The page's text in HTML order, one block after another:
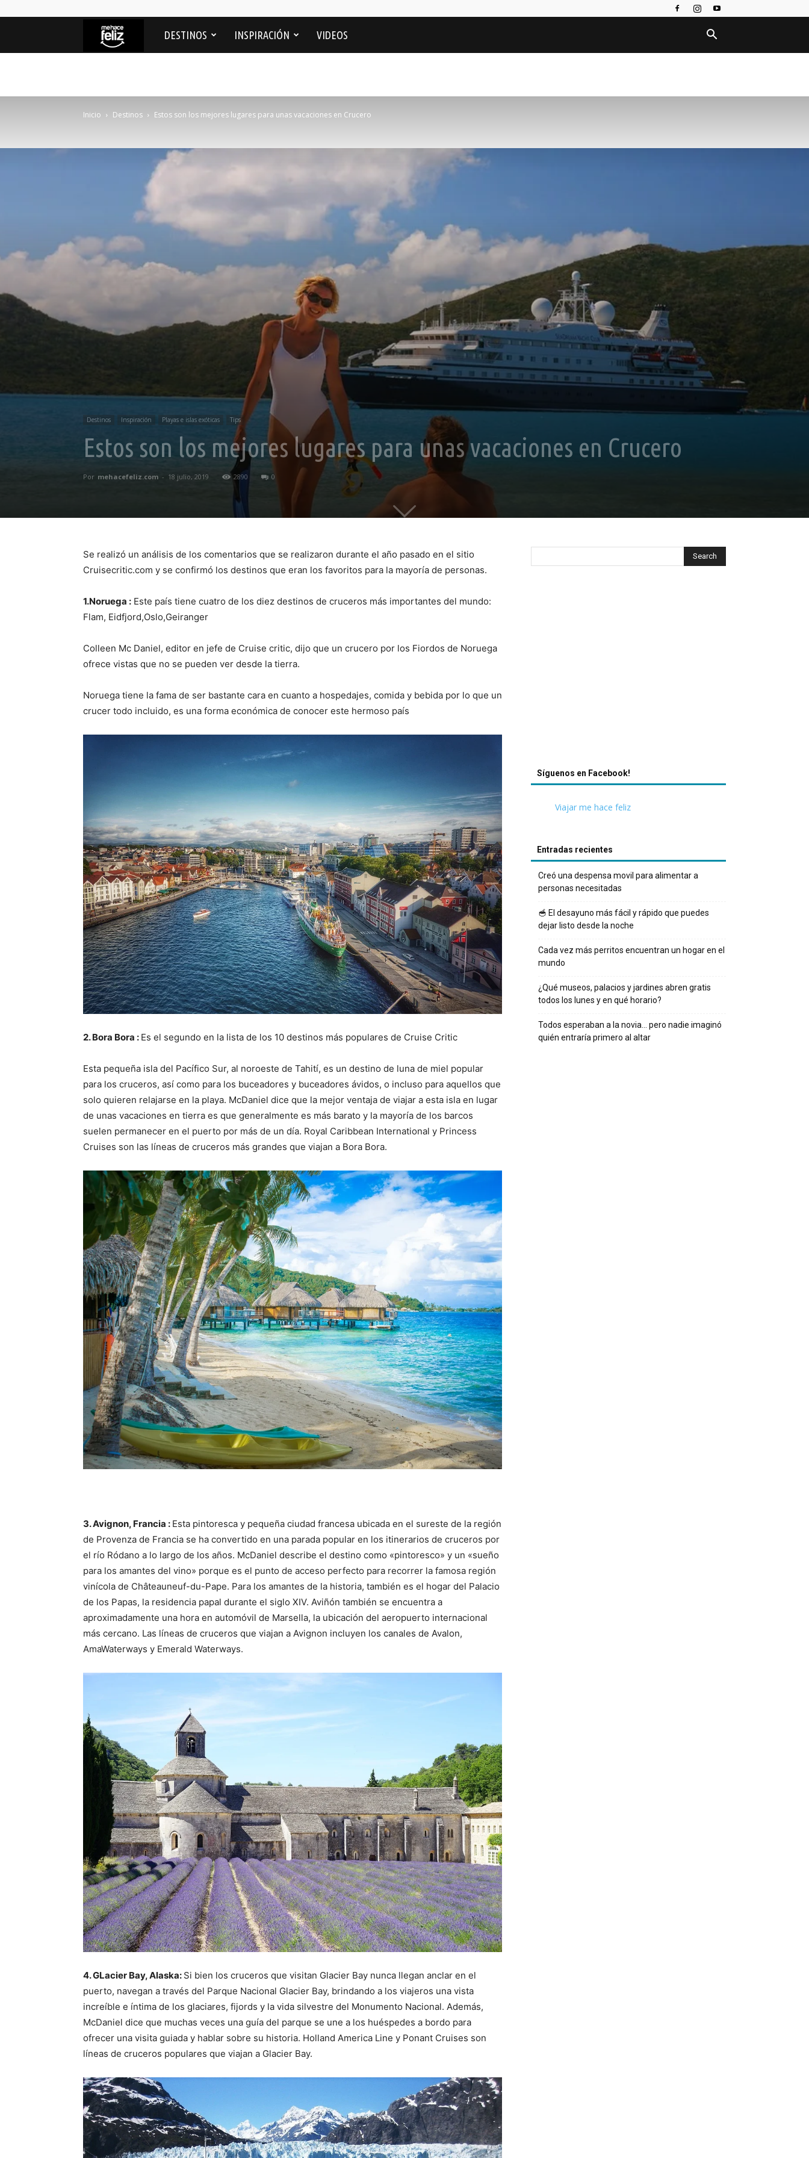
MeDESTINOS INSPIRACIÓN VIDEOS
Inicio Destinos Estos son los mejores lugares para unas vacaciones en Crucero
Destinos Inspiración Playas e islas exóticas Tips
Estos son los mejores lugares para unas vacaciones en Crucero
Por mehacefeliz.com - 18 julio, 2019 2890 0
Se realizó un análisis de los comentarios que se realizaron durante el año pasado en el sitio
Cruisecritic.com y se confirmó los destinos que eran los favoritos para la mayoría de personas.
1.Noruega : Este país tiene cuatro de los diez destinos de cruceros más importantes del mundo:
Flam, Eidfjord,Oslo,Geiranger
Colleen Mc Daniel, editor en jefe de Cruise critic, dijo que un crucero por los Fiordos de Noruega
ofrece vistas que no se pueden ver desde la tierra.
Noruega tiene la fama de ser bastante cara en cuanto a hospedajes, comida y bebida por lo que un
crucer todo incluido, es una forma económica de conocer este hermoso país
2. Bora Bora : Es el segundo en la lista de los 10 destinos más populares de Cruise Critic
Esta pequeña isla del Pacífico Sur, al noroeste de Tahití, es un destino de luna de miel popular
para los cruceros, así como para los buceadores y buceadores ávidos, o incluso para aquellos que
solo quieren relajarse en la playa. McDaniel dice que la mejor ventaja de viajar a esta isla en lugar
de unas vacaciones en tierra es que generalmente es más barato y la mayoría de los barcos
suelen permanecer en el puerto por más de un día. Royal Caribbean International y Princess
Cruises son las líneas de cruceros más grandes que viajan a Bora Bora.
3. Avignon, Francia : Esta pintoresca y pequeña ciudad francesa ubicada en el sureste de la región
de Provenza de Francia se ha convertido en una parada popular en los itinerarios de cruceros por
el río Ródano a lo largo de los años. McDaniel describe el destino como «pintoresco» y un «sueño
para los amantes del vino» porque es el punto de acceso perfecto para recorrer la famosa región
vinícola de Châteauneuf-du-Pape. Para los amantes de la historia, también es el hogar del Palacio
de los Papas, la residencia papal durante el siglo XIV. Aviñón también se encuentra a
aproximadamente una hora en automóvil de Marsella, la ubicación del aeropuerto internacional
más cercano. Las líneas de cruceros que viajan a Avignon incluyen los canales de Avalon,
AmaWaterways y Emerald Waterways.
4. GLacier Bay, Alaska: Si bien los cruceros que visitan Glacier Bay nunca llegan anclar en el
puerto, navegan a través del Parque Nacional Glacier Bay, brindando a los viajeros una vista
increíble e íntima de los glaciares, fijords y la vida silvestre del Monumento Nacional. Además,
McDaniel dice que muchas veces una guía del parque se une a los huéspedes a bordo para
ofrecer una visita guiada y hablar sobre su historia. Holland America Line y Ponant Cruises son
líneas de cruceros populares que viajan a Glacier Bay.
Síguenos en Facebook!
Viajar me hace feliz
Entradas recientes
Creó una despensa movil para alimentar a
personas necesitadas
🥣 El desayuno más fácil y rápido que puedes
dejar listo desde la noche
Cada vez más perritos encuentran un hogar en el
mundo
¿Qué museos, palacios y jardines abren gratis
todos los lunes y en qué horario?
Todos esperaban a la novia… pero nadie imaginó
quién entraría primero al altar